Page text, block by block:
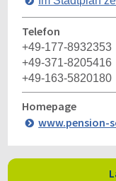
Telefon
+49-177-8932353
+49-371-8205416
+49-163-5820180
Homepage
www.pension-